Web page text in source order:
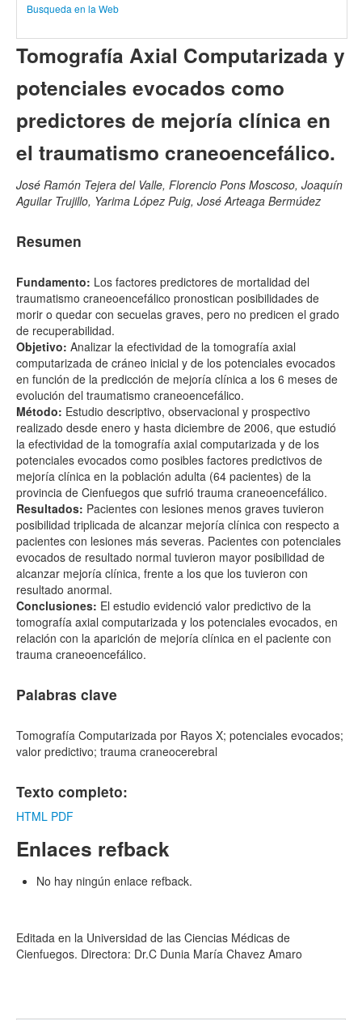
Busqueda en la Web
Tomografía Axial Computarizada y
potenciales evocados como
predictores de mejoría clínica en
el traumatismo craneoencefálico.
José Ramón Tejera del Valle, Florencio Pons Moscoso, Joaquín
Aguilar Trujillo, Yarima López Puig, José Arteaga Bermúdez
Resumen
Fundamento: Los factores predictores de mortalidad del
traumatismo craneoencefálico pronostican posibilidades de
morir o quedar con secuelas graves, pero no predicen el grado
de recuperabilidad.
Objetivo: Analizar la efectividad de la tomografía axial
computarizada de cráneo inicial y de los potenciales evocados
en función de la predicción de mejoría clínica a los 6 meses de
evolución del traumatismo craneoencefálico.
Método: Estudio descriptivo, observacional y prospectivo
realizado desde enero y hasta diciembre de 2006, que estudió
la efectividad de la tomografía axial computarizada y de los
potenciales evocados como posibles factores predictivos de
mejoría clínica en la población adulta (64 pacientes) de la
provincia de Cienfuegos que sufrió trauma craneoencefálico.
Resultados: Pacientes con lesiones menos graves tuvieron
posibilidad triplicada de alcanzar mejoría clínica con respecto a
pacientes con lesiones más severas. Pacientes con potenciales
evocados de resultado normal tuvieron mayor posibilidad de
alcanzar mejoría clínica, frente a los que los tuvieron con
resultado anormal.
Conclusiones: El estudio evidenció valor predictivo de la
tomografía axial computarizada y los potenciales evocados, en
relación con la aparición de mejoría clínica en el paciente con
trauma craneoencefálico.
Palabras clave
Tomografía Computarizada por Rayos X; potenciales evocados;
valor predictivo; trauma craneocerebral
Texto completo:
HTML PDF
Enlaces refback
No hay ningún enlace refback.
Editada en la Universidad de las Ciencias Médicas de
Cienfuegos. Directora: Dr.C Dunia María Chavez Amaro